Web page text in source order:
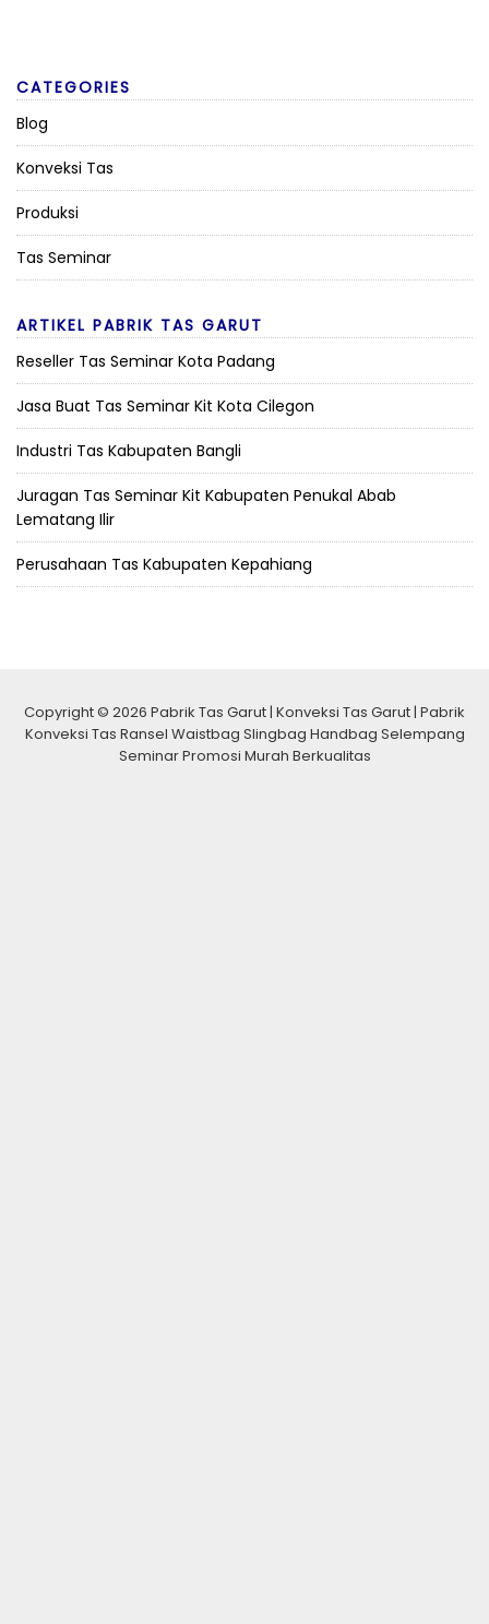
CATEGORIES
Blog
Konveksi Tas
Produksi
Tas Seminar
ARTIKEL PABRIK TAS GARUT
Reseller Tas Seminar Kota Padang
Jasa Buat Tas Seminar Kit Kota Cilegon
Industri Tas Kabupaten Bangli
Juragan Tas Seminar Kit Kabupaten Penukal Abab
Lematang Ilir
Perusahaan Tas Kabupaten Kepahiang
Copyright © 2026 Pabrik Tas Garut | Konveksi Tas Garut | Pabrik
Konveksi Tas Ransel Waistbag Slingbag Handbag Selempang
Seminar Promosi Murah Berkualitas